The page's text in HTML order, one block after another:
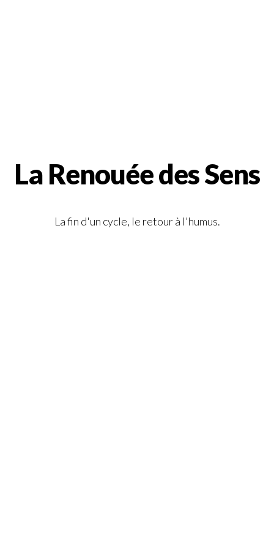
La Renouée des Sens
La fin d'un cycle, le retour à l'humus.